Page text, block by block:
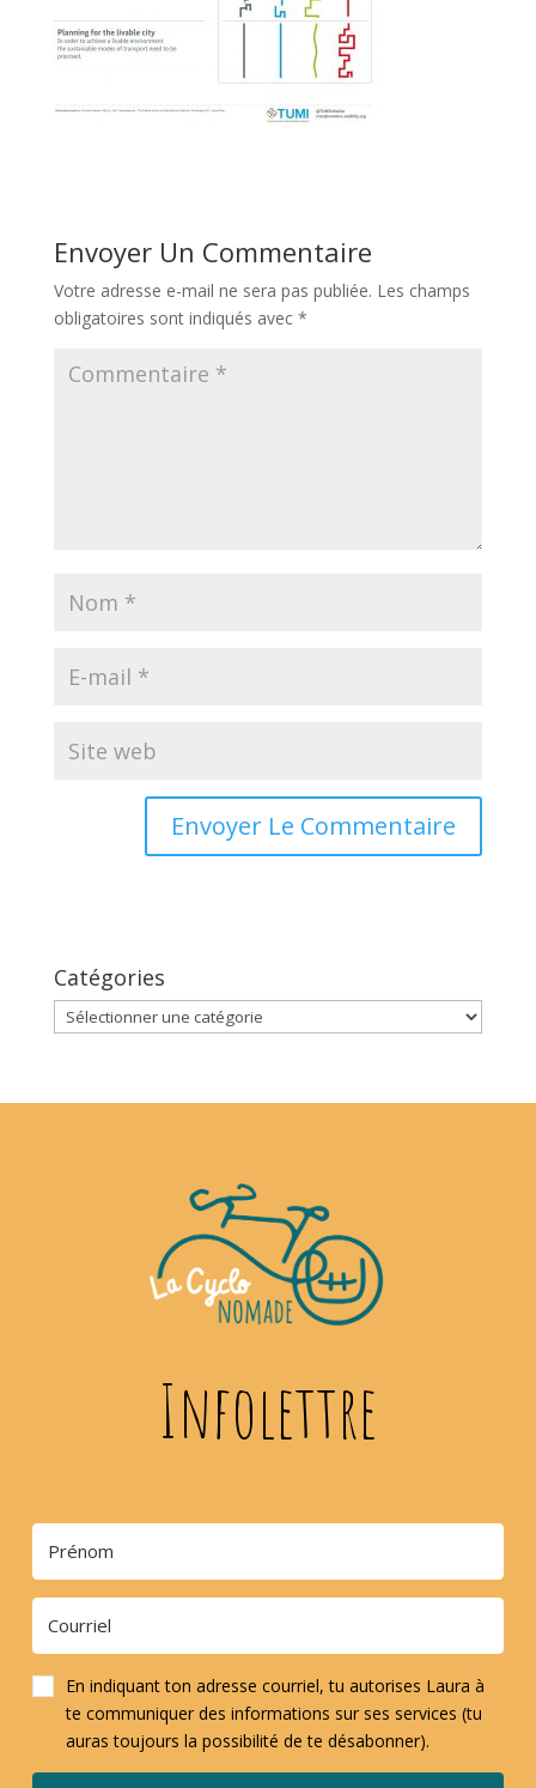
Envoyer Un Commentaire
Votre adresse e-mail ne sera pas publiée. Les champs
obligatoires sont indiqués avec *
Catégories
Catégories
Infolettre
En indiquant ton adresse courriel, tu autorises Laura à
te communiquer des informations sur ses services (tu
auras toujours la possibilité de te désabonner).